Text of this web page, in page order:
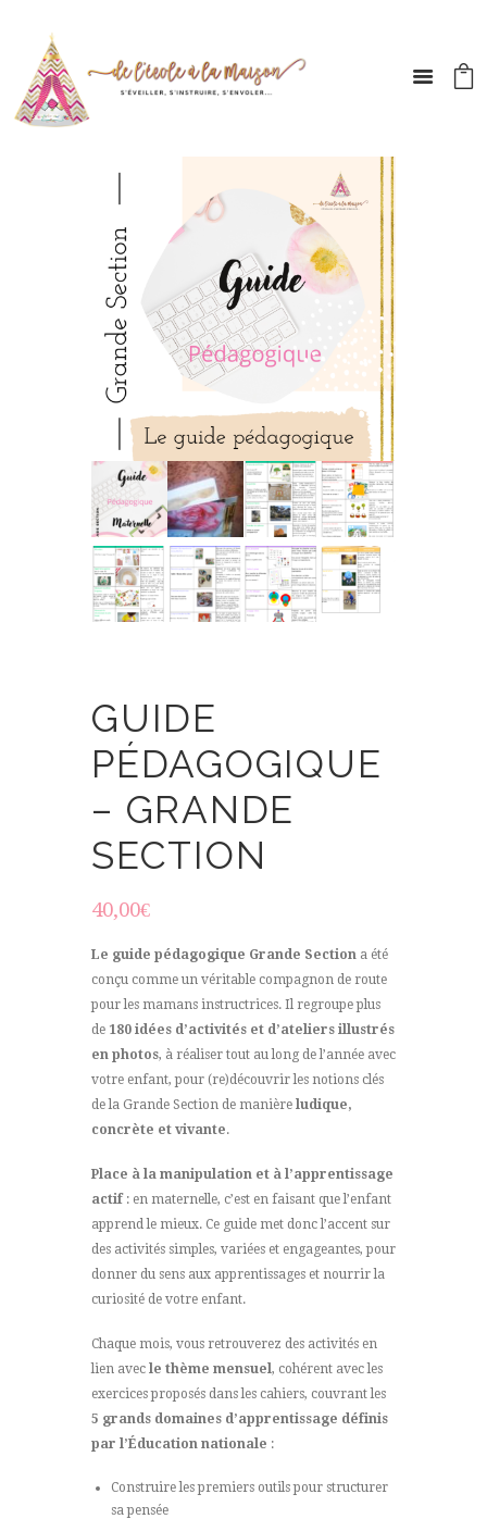
GUIDE
PÉDAGOGIQUE
– GRANDE
SECTION
40,00€
Le guide pédagogique Grande Section a été
conçu comme un véritable compagnon de route
pour les mamans instructrices. Il regroupe plus
de 180 idées d’activités et d’ateliers illustrés
en photos, à réaliser tout au long de l’année avec
votre enfant, pour (re)découvrir les notions clés
de la Grande Section de manière ludique,
concrète et vivante.
Place à la manipulation et à l’apprentissage
actif: en maternelle, c’est en faisant que l’enfant
apprend le mieux. Ce guide met donc l’accent sur
des activités simples, variées et engageantes, pour
donner du sens aux apprentissages et nourrir la
curiosité de votre enfant.
Chaque mois, vous retrouverez des activités en
lien avec le thème mensuel, cohérent avec les
exercices proposés dans les cahiers, couvrant les
5 grands domaines d’apprentissage définis
par l’Éducation nationale :
Construire les premiers outils pour structurer
sa pensée